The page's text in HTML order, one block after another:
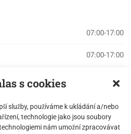
s cookies
služby, používáme k ukládání a/nebo
technologie jako jsou soubory
nám umožní zpracovávat
07:00-17:00
07:00-17:00
07:00-17:00